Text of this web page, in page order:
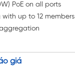
PoE on all ports
up to 12 members
giá